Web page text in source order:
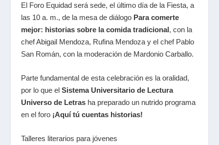
El Foro Equidad será sede, el último día de la Fiesta, a
las 10 a. m., de la mesa de diálogo Para comerte
mejor: historias sobre la comida tradicional, con la
chefAbigail Mendoza, Rufina Mendoza y el chef Pablo
San Román, con la moderación de Mardonio Carballo.
Parte fundamental de esta celebración es la oralidad,
por lo que el Sistema Universitario de Lectura
Universo de Letras ha preparado un nutrido programa
en el foro ¡Aquí tú cuentas historias!
Talleres literarios para jóvenes